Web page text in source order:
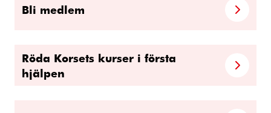
Bli medlem
Röda Korsets kurser i första
hjälpen